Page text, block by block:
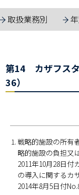
取扱業務別
第14 カザフスタ
36）
戦略的施設の所有
略的施設の負担又
2011年10月28日付
の導入に関するカ
2014年8月5日付